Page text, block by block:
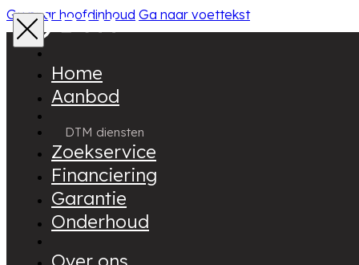
Ga naar hoofdinhoud Ga naar voettekst
Home
Aanbod
DTM diensten
Zoekservice
Financiering
Garantie
Onderhoud